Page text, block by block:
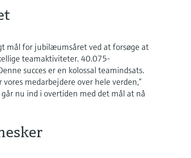
mål for jubilæumsåret ved at forsøge at
teamaktiviteter. 40.075-
succes er en kolossal teamindsats.
medarbejdere over hele verden,”
nu ind i overtiden med det mål at nå